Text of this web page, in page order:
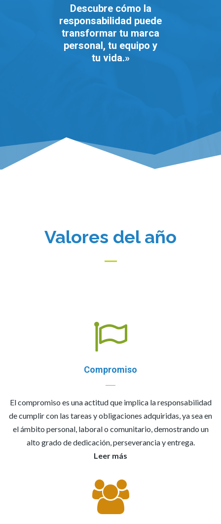
Descubre cómo la
responsabilidad puede
transformar tu marca
personal, tu equipo y
tu vida.»
Valores del año
Compromiso
El compromiso es una actitud que implica la responsabilidad
de cumplir con las tareas y obligaciones adquiridas, ya sea en
el ámbito personal, laboral o comunitario, demostrando un
alto grado de dedicación, perseverancia y entrega.
Leer más